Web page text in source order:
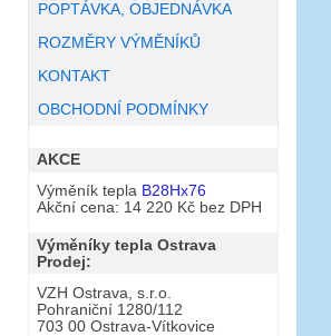
POPTÁVKA, OBJEDNÁVKA
ROZMĚRY VÝMĚNÍKŮ
KONTAKT
OBCHODNÍ PODMÍNKY
AKCE
Výměník tepla B28Hx76
Akční cena: 14 220 Kč bez DPH
Výměníky tepla Ostrava
Prodej:
VZH Ostrava, s.r.o.
Pohraniční 1280/112
703 00 Ostrava-Vítkovice